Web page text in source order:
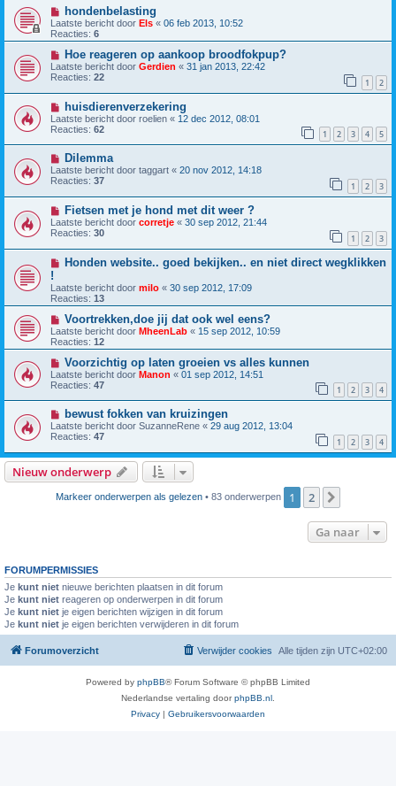
hondenbelasting
Laatste bericht door Els « 06 feb 2013, 10:52
Reacties: 6
Hoe reageren op aankoop broodfokpup?
Laatste bericht door Gerdien « 31 jan 2013, 22:42
Reacties: 22 1 2
huisdierenverzekering
Laatste bericht door roelien « 12 dec 2012, 08:01
Reacties: 62 1 2 3 4 5
Dilemma
Laatste bericht door taggart « 20 nov 2012, 14:18
Reacties: 37 1 2 3
Fietsen met je hond met dit weer ?
Laatste bericht door corretje « 30 sep 2012, 21:44
Reacties: 30 1 2 3
Honden website.. goed bekijken.. en niet direct wegklikken
!
Laatste bericht door milo « 30 sep 2012, 17:09
Reacties: 13
Voortrekken,doe jij dat ook wel eens?
Laatste bericht door MheenLab « 15 sep 2012, 10:59
Reacties: 12
Voorzichtig op laten groeien vs alles kunnen
Laatste bericht door Manon « 01 sep 2012, 14:51
Reacties: 47 1 2 3 4
bewust fokken van kruizingen
Laatste bericht door SuzanneRene « 29 aug 2012, 13:04
Reacties: 47 1 2 3 4
Nieuw onderwerp
Markeer onderwerpen als gelezen • 83 onderwerpen 1 2
Ga naar
FORUMPERMISSIES
Je kunt niet nieuwe berichten plaatsen in dit forum
Je kunt niet reageren op onderwerpen in dit forum
Je kunt niet je eigen berichten wijzigen in dit forum
Je kunt niet je eigen berichten verwijderen in dit forum
Forumoverzicht Alle tijden zijn UTC+02:00
Verwijder cookies
Powered by phpBB® Forum Software © phpBB Limited
Nederlandse vertaling doorphpBB.nl .
Privacy
Gebruikersvoorwaarden